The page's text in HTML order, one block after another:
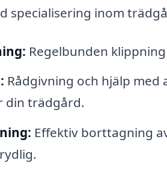
specialisering inom
Regelbunden
Rådgivning och hjälp
din trädgård.
Effektiv borttagning